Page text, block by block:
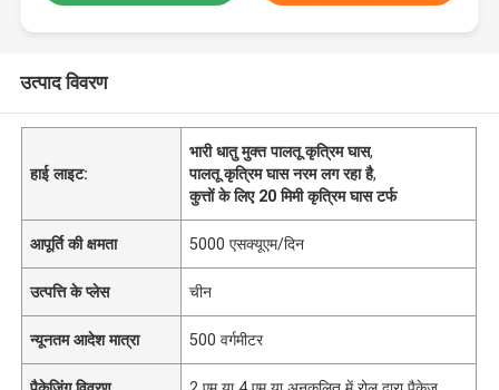
उत्पाद विवरण
हाई लाइट:
भारी धातु मुक्त पालतू कृत्रिम घास,
पालतू कृत्रिम घास नरम लग रहा है,
कुत्तों के लिए 20 मिमी कृत्रिम घास टर्फ
आपूर्ति की क्षमता 5000 एसक्यूएम/दिन
उत्पत्ति के प्लेस चीन
न्यूनतम आदेश मात्रा 500 वर्गमीटर